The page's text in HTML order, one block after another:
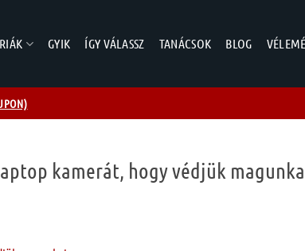
GYIK ÍGY VÁLASSZ TANÁCSOK BLOG
kamerát, hogy védjük